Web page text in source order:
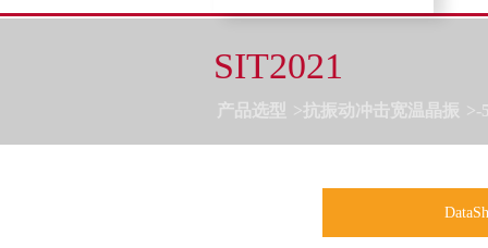
SIT2021
产品选型 抗振动冲击宽温晶振 -